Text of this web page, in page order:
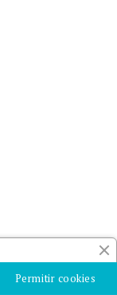
Permitir cookies